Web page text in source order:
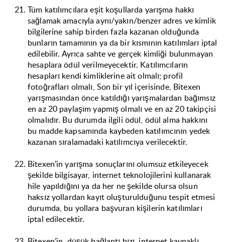
Tüm katılımcılara eşit koşullarda yarışma hakkı
sağlamak amacıyla aynı/yakın/benzer adres ve kimlik
bilgilerine sahip birden fazla kazanan olduğunda
bunların tamamının ya da bir kısmının katılımları iptal
edilebilir. Ayrıca sahte ve gerçek kimliği bulunmayan
hesaplara ödül verilmeyecektir. Katılımcıların
hesapları kendi kimliklerine ait olmalı; profil
fotoğrafları olmalı, Son bir yıl içerisinde, Bitexen
yarışmasından önce katıldığı yarışmalardan bağımsız
en az 20 paylaşım yapmış olmalı ve en az 20 takipçisi
olmalıdır. Bu durumda ilgili ödül, ödül alma hakkını
bu madde kapsamında kaybeden katılımcının yedek
kazanan sıralamadaki katılımcıya verilecektir.
Bitexen’in yarışma sonuçlarını olumsuz etkileyecek
şekilde bilgisayar, internet teknolojilerini kullanarak
hile yapıldığını ya da her ne şekilde olursa olsun
haksız yollardan kayıt oluşturulduğunu tespit etmesi
durumda, bu yollara başvuran kişilerin katılımları
iptal edilecektir.